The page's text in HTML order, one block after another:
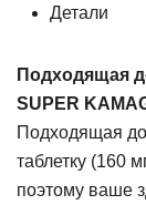
Детали
Подходящая
SUPER
Подходящая
таблетку (160
поэтому ваше